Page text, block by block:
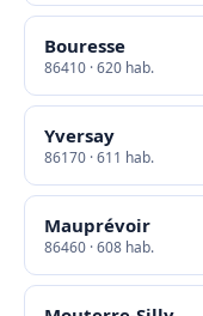
Bouresse
86410 · 620 hab.
Yversay
86170 · 611 hab.
Mauprévoir
86460 · 608 hab.